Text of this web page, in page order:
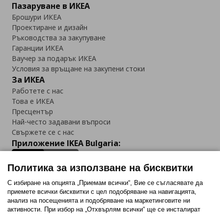
Пазаруване в ИКЕА
Брошури ИКЕА
Проектиране и дизайн
Ръководства за закупуване
Гаранции ИКЕА
Ваучер за подарък ИКЕА
Условия за връщане на закупени стоки
За ИКЕА
Работете с нас
Това е ИКЕА
Пресцентър
Най-често задавани въпроси
Свържете се с нас
Приложение IKEA Bulgaria:
Последвайте ни:
Политика за използване на бисквитки
С избиране на опцията „Приемам всички“, Вие се съгласявате да
приемете всички бисквитки с цел подобряване на навигацията,
анализ на посещенията и подобряване на маркетинговите ни
активности. При избор на „Отхвърлям всички“ ще се инсталират